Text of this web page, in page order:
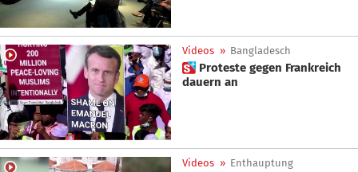
Videos » Bangladesch
 Proteste gegen Frankreich
dauern an
Videos » Enthauptung